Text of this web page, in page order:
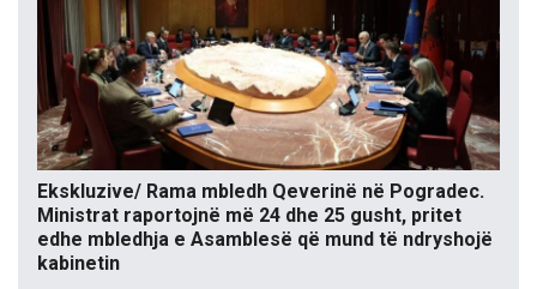
Ekskluzive/ Rama mbledh Qeverinë në Pogradec.
Ministrat raportojnë më 24 dhe 25 gusht, pritet
edhe mbledhja e Asamblesë që mund të ndryshojë
kabinetin